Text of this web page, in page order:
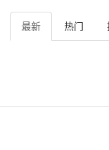
最新 热门